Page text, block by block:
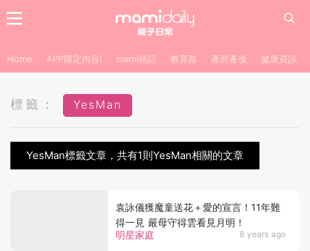
Home APP限定內容! mami熱話 教育路 產前產後 健康資訊
標籤： YesMan
YesMan標籤文章，共有1則YesMan相關的文章
明星家庭 8 years ago
袁詠儀獲魔童送花＋愛的宣言！11年難
得一見 嚴母守得雲看見月明！